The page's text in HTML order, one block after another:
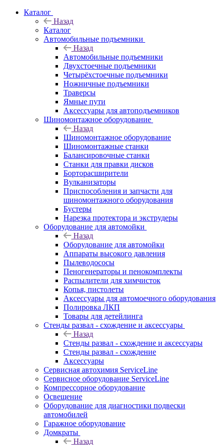
Каталог
Назад
Каталог
Автомобильные подъемники
Назад
Автомобильные подъемники
Двухстоечные подъемники
Четырёхстоечные подъемники
Ножничные подъемники
Траверсы
Ямные пути
Аксессуары для автоподъемников
Шиномонтажное оборудование
Назад
Шиномонтажное оборудование
Шиномонтажные станки
Балансировочные станки
Станки для правки дисков
Борторасширители
Вулканизаторы
Приспособления и запчасти для
шиномонтажного оборудования
Бустеры
Нарезка протектора и экструдеры
Оборудование для автомойки
Назад
Оборудование для автомойки
Аппараты высокого давления
Пылеводососы
Пеногенераторы и пенокомплекты
Распылители для химчисток
Копья, пистолеты
Аксессуары для автомоечного оборудования
Полировка ЛКП
Товары для детейлинга
Стенды развал - схождение и аксессуары
Назад
Стенды развал - схождение и аксессуары
Стенды развал - схождение
Аксессуары
Сервисная автохимия ServiceLine
Сервисное оборудование ServiceLine
Компрессорное оборудование
Освещение
Оборудование для диагностики подвески
автомобилей
Гаражное оборудование
Домкраты
Назад